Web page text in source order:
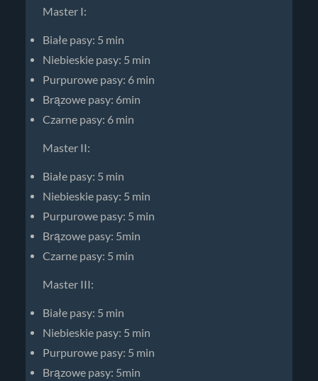
Master I:
Białe pasy: 5 min
Niebieskie pasy: 5 min
Purpurowe pasy: 6 min
Brązowe pasy: 6min
Czarne pasy: 6 min
Master II:
Białe pasy: 5 min
Niebieskie pasy: 5 min
Purpurowe pasy: 5 min
Brązowe pasy: 5min
Czarne pasy: 5 min
Master III:
Białe pasy: 5 min
Niebieskie pasy: 5 min
Purpurowe pasy: 5 min
Brązowe pasy: 5min